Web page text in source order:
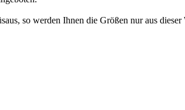
so werden Ihnen die Größen nur aus